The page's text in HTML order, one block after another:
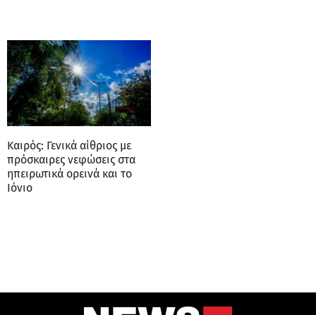
Καιρός: Γενικά αίθριος με
πρόσκαιρες νεφώσεις στα
ηπειρωτικά ορεινά και το
Ιόνιο